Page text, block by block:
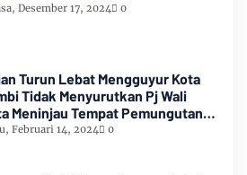
Desember 17, 2024 0
Lebat Mengguyur Kota
Tidak Menyurutkan Pj Wali
Pemilu 2024
Februari 14, 2024 0